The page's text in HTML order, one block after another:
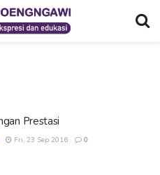
Prestasi
Fri, 23 Sep 2016 0